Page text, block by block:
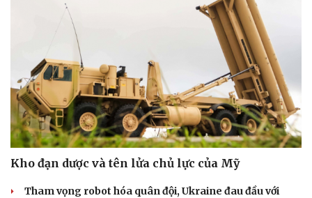
Kho đạn dược và tên lửa chủ lực của Mỹ
Tham vọng robot hóa quân đội, Ukraine đau đầu với